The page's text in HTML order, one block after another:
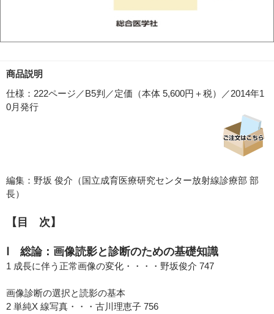
商品説明
仕様：222ページ／B5判／定価（本体 5,600円＋税）／2014年1
0月発行
編集：野坂 俊介（国立成育医療研究センター放射線診療部 部
長）
【目 次】
Ⅰ 総論：画像読影と診断のための基礎知識
1 成長に伴う正常画像の変化・・・・野坂俊介 747
画像診断の選択と読影の基本
2 単純X 線写真・・・古川理恵子 756